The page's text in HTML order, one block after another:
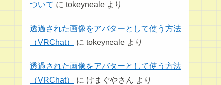
ついて に tokeyneale より
透過された画像をアバターとして使う方法
（VRChat）
に tokeyneale より
透過された画像をアバターとして使う方法
（VRChat）
に けまぐやさん より